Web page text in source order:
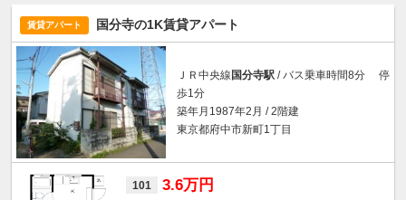
賃貸アパート 国分寺の1K賃貸アパート
ＪＲ中央線国分寺駅 / バス乗車時間8分 停
歩1分
築年月1987年2月 / 2階建
東京都府中市新町1丁目
101 3.6万円